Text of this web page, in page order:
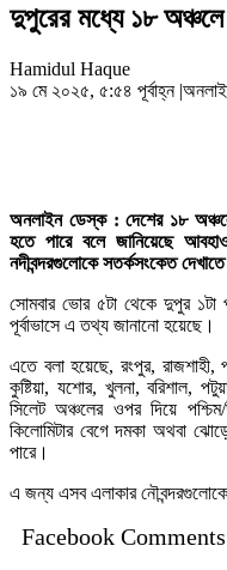
দুপুরের মধ্যে ১৮
Hamidul Haque
১৯ মে ২০২৫, ৫:৫৪ পূর্বাহ্ন |
অনলাইন ডেস্ক : দেশের ১৮
হতে পারে বলে জানিয়েছে
নদীবন্দরগুলোকে সতর্কসংকেত
সোমবার ভোর ৫টা থেকে দুপুর ১টা
পূর্বাভাসে এ তথ্য জানানো হয়েছে।
এতে বলা হয়েছে, রংপুর, রাজশাহী,
কুষ্টিয়া, যশোর, খুলনা, বরিশাল,
সিলেট অঞ্চলের ওপর দিয়ে
কিলোমিটার বেগে দমকা অথবা
পারে।
এ জন্য এসব এলাকার
Facebook